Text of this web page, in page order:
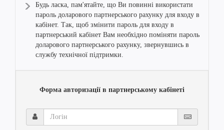
Будь ласка, пам'ятайте, що Ви повинні використати
пароль доларового партнерського рахунку для входу в
кабінет. Так, щоб змінити пароль для входу в
партнерський кабінет Вам необхідно поміняти пароль
доларового партнерського рахунку, звернувшись в
службу технічної підтримки.
Форма авторизації в партнерському кабінеті
Логін